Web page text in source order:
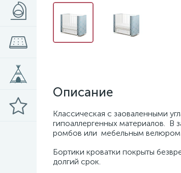
Описание
Классическая с заоваленными
гипоаллергенных материалов. В
ромбов или мебельным велюром
Бортики кроватки покрыты
долгий срок.